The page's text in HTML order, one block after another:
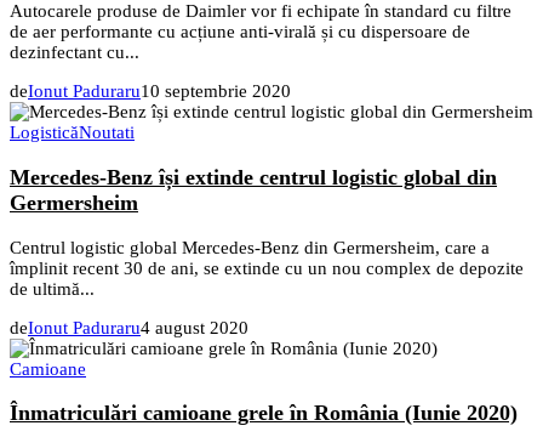
Autocarele produse de Daimler vor fi echipate în standard cu filtre
de aer performante cu acțiune anti-virală și cu dispersoare de
dezinfectant cu...
deIonut Paduraru10 septembrie 2020
LogisticăNoutati
Mercedes-Benz își extinde centrul logistic global din
Germersheim
Centrul logistic global Mercedes-Benz din Germersheim, care a
împlinit recent 30 de ani, se extinde cu un nou complex de depozite
de ultimă...
deIonut Paduraru4 august 2020
Camioane
Înmatriculări camioane grele în România (Iunie 2020)